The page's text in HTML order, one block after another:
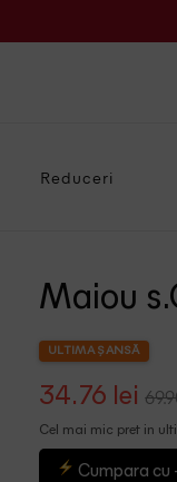
Reduceri
Maiou
ULTIMA ȘANSĂ
34.76 lei
Cel mai mic pret in
Cumpara cu